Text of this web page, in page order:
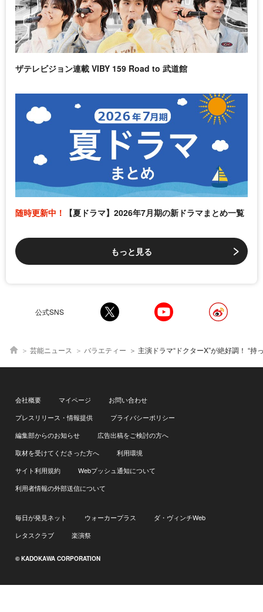
ザテレビジョン連載 VIBY 159 Road to 武道館
随時更新中！ 【夏ドラマ】2026年7月期の新ドラマまとめ一覧
もっと見る
公式SNS
芸能ニュース バラエティー 主演ドラマ“ドクターX”が絶好調！ “持ってる女”米倉涼子のベ
会社概要 マイページ
お問い合わせ
プレスリリース・情報提供
プライバシーポリシー
編集部からのお知らせ
広告出稿をご検討の方へ
取材を受けてくださった方へ
利用環境
サイト利用規約
Webプッシュ通知について
利用者情報の外部送信について
毎日が発見ネット ウォーカープラス
ダ・ヴィンチWeb
レタスクラブ
楽演祭
© KADOKAWA CORPORATION